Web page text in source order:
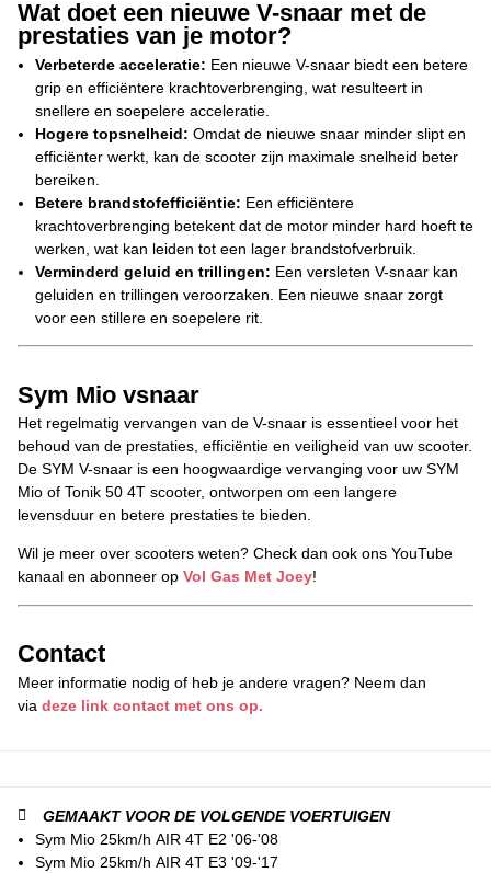
Wat doet een nieuwe V-snaar met de
prestaties van je motor?
Verbeterde acceleratie: Een nieuwe V-snaar biedt een betere
grip en efficiëntere krachtoverbrenging, wat resulteert in
snellere en soepelere acceleratie.
Hogere topsnelheid: Omdat de nieuwe snaar minder slipt en
efficiënter werkt, kan de scooter zijn maximale snelheid beter
bereiken.
Betere brandstofefficiëntie: Een efficiëntere
krachtoverbrenging betekent dat de motor minder hard hoeft te
werken, wat kan leiden tot een lager brandstofverbruik.
Verminderd geluid en trillingen: Een versleten V-snaar kan
geluiden en trillingen veroorzaken. Een nieuwe snaar zorgt
voor een stillere en soepelere rit.
Sym Mio vsnaar
Het regelmatig vervangen van de V-snaar is essentieel voor het
behoud van de prestaties, efficiëntie en veiligheid van uw scooter.
De SYM V-snaar is een hoogwaardige vervanging voor uw SYM
Mio of Tonik 50 4T scooter, ontworpen om een langere
levensduur en betere prestaties te bieden.
Wil je meer over scooters weten? Check dan ook ons YouTube
kanaal en abonneer op Vol Gas Met Joey!
Contact
Meer informatie nodig of heb je andere vragen? Neem dan
via deze link contact met ons op.
GEMAAKT VOOR DE VOLGENDE VOERTUIGEN
Sym Mio 25km/h AIR 4T E2 '06-'08
Sym Mio 25km/h AIR 4T E3 '09-'17